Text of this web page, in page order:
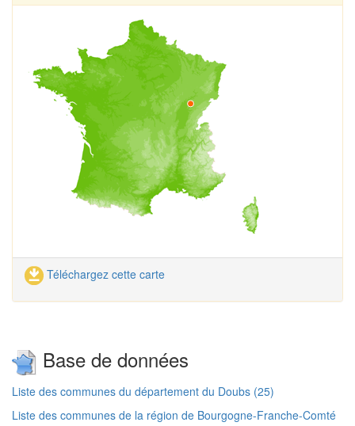
Téléchargez cette carte
Base de données
Liste des communes du département du Doubs (25)
Liste des communes de la région de Bourgogne-Franche-Comté